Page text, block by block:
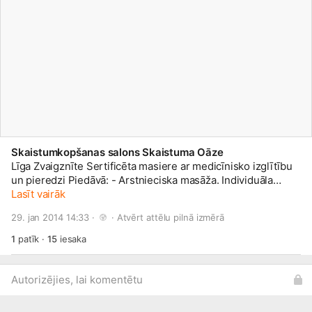
Skaistumkopšanas salons Skaistuma Oāze
Līga Zvaigznīte Sertificēta masiere ar medicīnisko izglītību
un pieredzi Piedāvā: - Arstnieciska masāža. Individuāla
pieeja masāžās laikā, atbilstoši veselības stāvoklim, lai
eļām. Tālrunis pierakstam +371 26708284
Lasīt vairāk
29. jan 2014 14:33 · · Atvērt attēlu pilnā izmērā
1 patīk ·15iesaka
Autorizējies, lai komentētu